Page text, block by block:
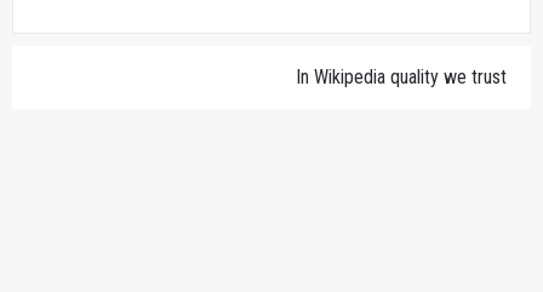
In Wikipedia quality we trust